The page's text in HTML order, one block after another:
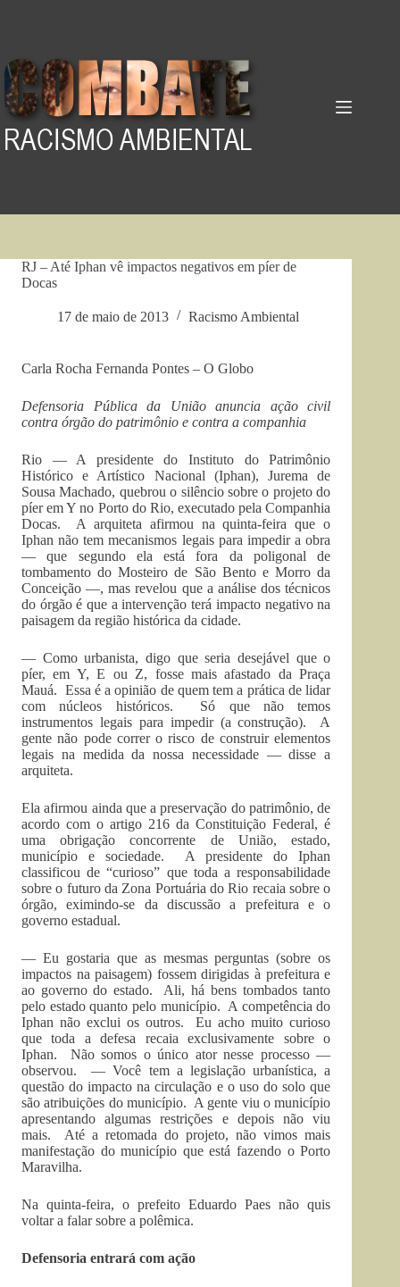
RJ – Até Iphan vê impactos negativos em píer de
Docas
17 de maio de 2013 Racismo Ambiental
Carla Rocha Fernanda Pontes – O Globo
Defensoria Pública da União anuncia ação civil
contra órgão do patrimônio e contra a companhia
Rio — A presidente do Instituto do Patrimônio
Histórico e Artístico Nacional (Iphan), Jurema de
Sousa Machado, quebrou o silêncio sobre o projeto do
píer em Y no Porto do Rio, executado pela Companhia
Docas. A arquiteta afirmou na quinta-feira que o
Iphan não tem mecanismos legais para impedir a obra
— que segundo ela está fora da poligonal de
tombamento do Mosteiro de São Bento e Morro da
Conceição —, mas revelou que a análise dos técnicos
do órgão é que a intervenção terá impacto negativo na
paisagem da região histórica da cidade.
— Como urbanista, digo que seria desejável que o
píer, em Y, E ou Z, fosse mais afastado da Praça
Mauá. Essa é a opinião de quem tem a prática de lidar
com núcleos históricos. Só que não temos
instrumentos legais para impedir (a construção). A
gente não pode correr o risco de construir elementos
legais na medida da nossa necessidade — disse a
arquiteta.
Ela afirmou ainda que a preservação do patrimônio, de
acordo com o artigo 216 da Constituição Federal, é
uma obrigação concorrente de União, estado,
município e sociedade. A presidente do Iphan
classificou de “curioso” que toda a responsabilidade
sobre o futuro da Zona Portuária do Rio recaia sobre o
órgão, eximindo-se da discussão a prefeitura e o
governo estadual.
— Eu gostaria que as mesmas perguntas (sobre os
impactos na paisagem) fossem dirigidas à prefeitura e
ao governo do estado. Ali, há bens tombados tanto
pelo estado quanto pelo município. A competência do
Iphan não exclui os outros. Eu acho muito curioso
que toda a defesa recaia exclusivamente sobre o
Iphan. Não somos o único ator nesse processo —
observou. — Você tem a legislação urbanística, a
questão do impacto na circulação e o uso do solo que
são atribuições do município. A gente viu o município
apresentando algumas restrições e depois não viu
mais. Até a retomada do projeto, não vimos mais
manifestação do município que está fazendo o Porto
Maravilha.
Na quinta-feira, o prefeito Eduardo Paes não quis
voltar a falar sobre a polêmica.
Defensoria entrará com ação